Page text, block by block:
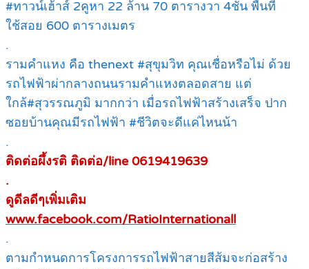
#ทาวน์เฮ้าส์ 2คูหา 22 ล้าน 70 ตารางวา 4ชั่น พื้นที่
ใช้สอย 600 ตารางเมตร
.
รามคำแหง คือ thenext #สุขุมวิท คุณเชื่อหรือไม่ ด้วย
รถไฟฟ้าผ่ากลางถนนรามคำแหงตลอดสาย แต่
ใกล้#สุวรรณภูมิ มากกว่า เมื่อรถไฟฟ้าสร้างเสร็จ ปาก
ซอยบ้านคุณมีรถไฟฟ้า #ชีวิตจะดีแค่ไหนน้า
.
ติดต่อผึ้งรติ ติดต่อ/line 0619419639
.
ดูดีลดีๆเพิ่มเติม
www.facebook.com/RatioInternationall
.
ตามกำหนดการโครงการรถไฟฟ้าสายสีส้มจะก่อสร้าง